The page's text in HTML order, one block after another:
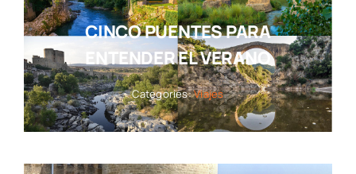
CINCO PUENTES PARA
ENTENDER EL VERANO
Categories:Viajes